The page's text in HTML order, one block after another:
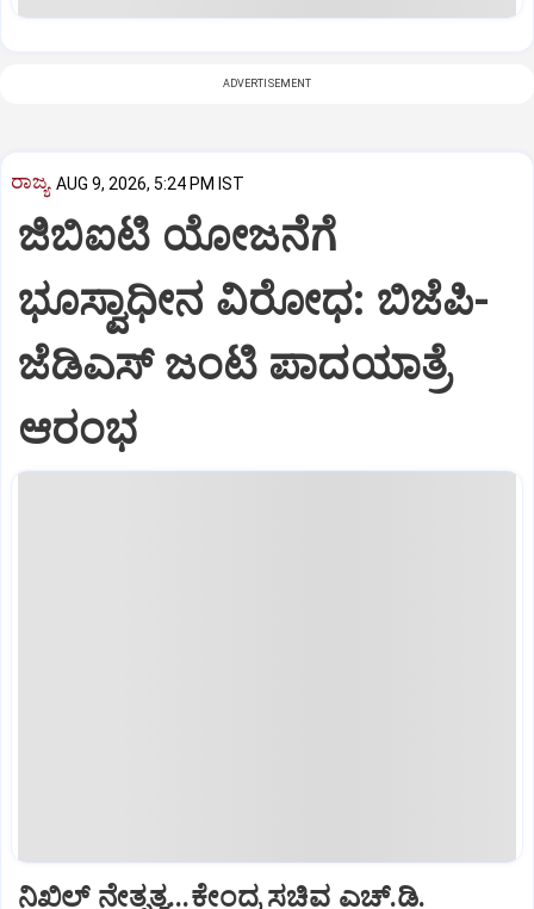
ADVERTISEMENT
ರಾಜ್ಯ AUG 9, 2026, 5:24 PM IST
ಜಿಬಿಐಟಿ ಯೋಜನೆಗೆ
ಭೂಸ್ವಾಧೀನ ವಿರೋಧ: ಬಿಜೆಪಿ-
ಜೆಡಿಎಸ್‌ ಜಂಟಿ ಪಾದಯಾತ್ರೆ
ಆರಂಭ
ನಿಖಿಲ್‌ ನೇತೃತ್ವ...ಕೇಂದ್ರ ಸಚಿವ ಎಚ್‌.ಡಿ.